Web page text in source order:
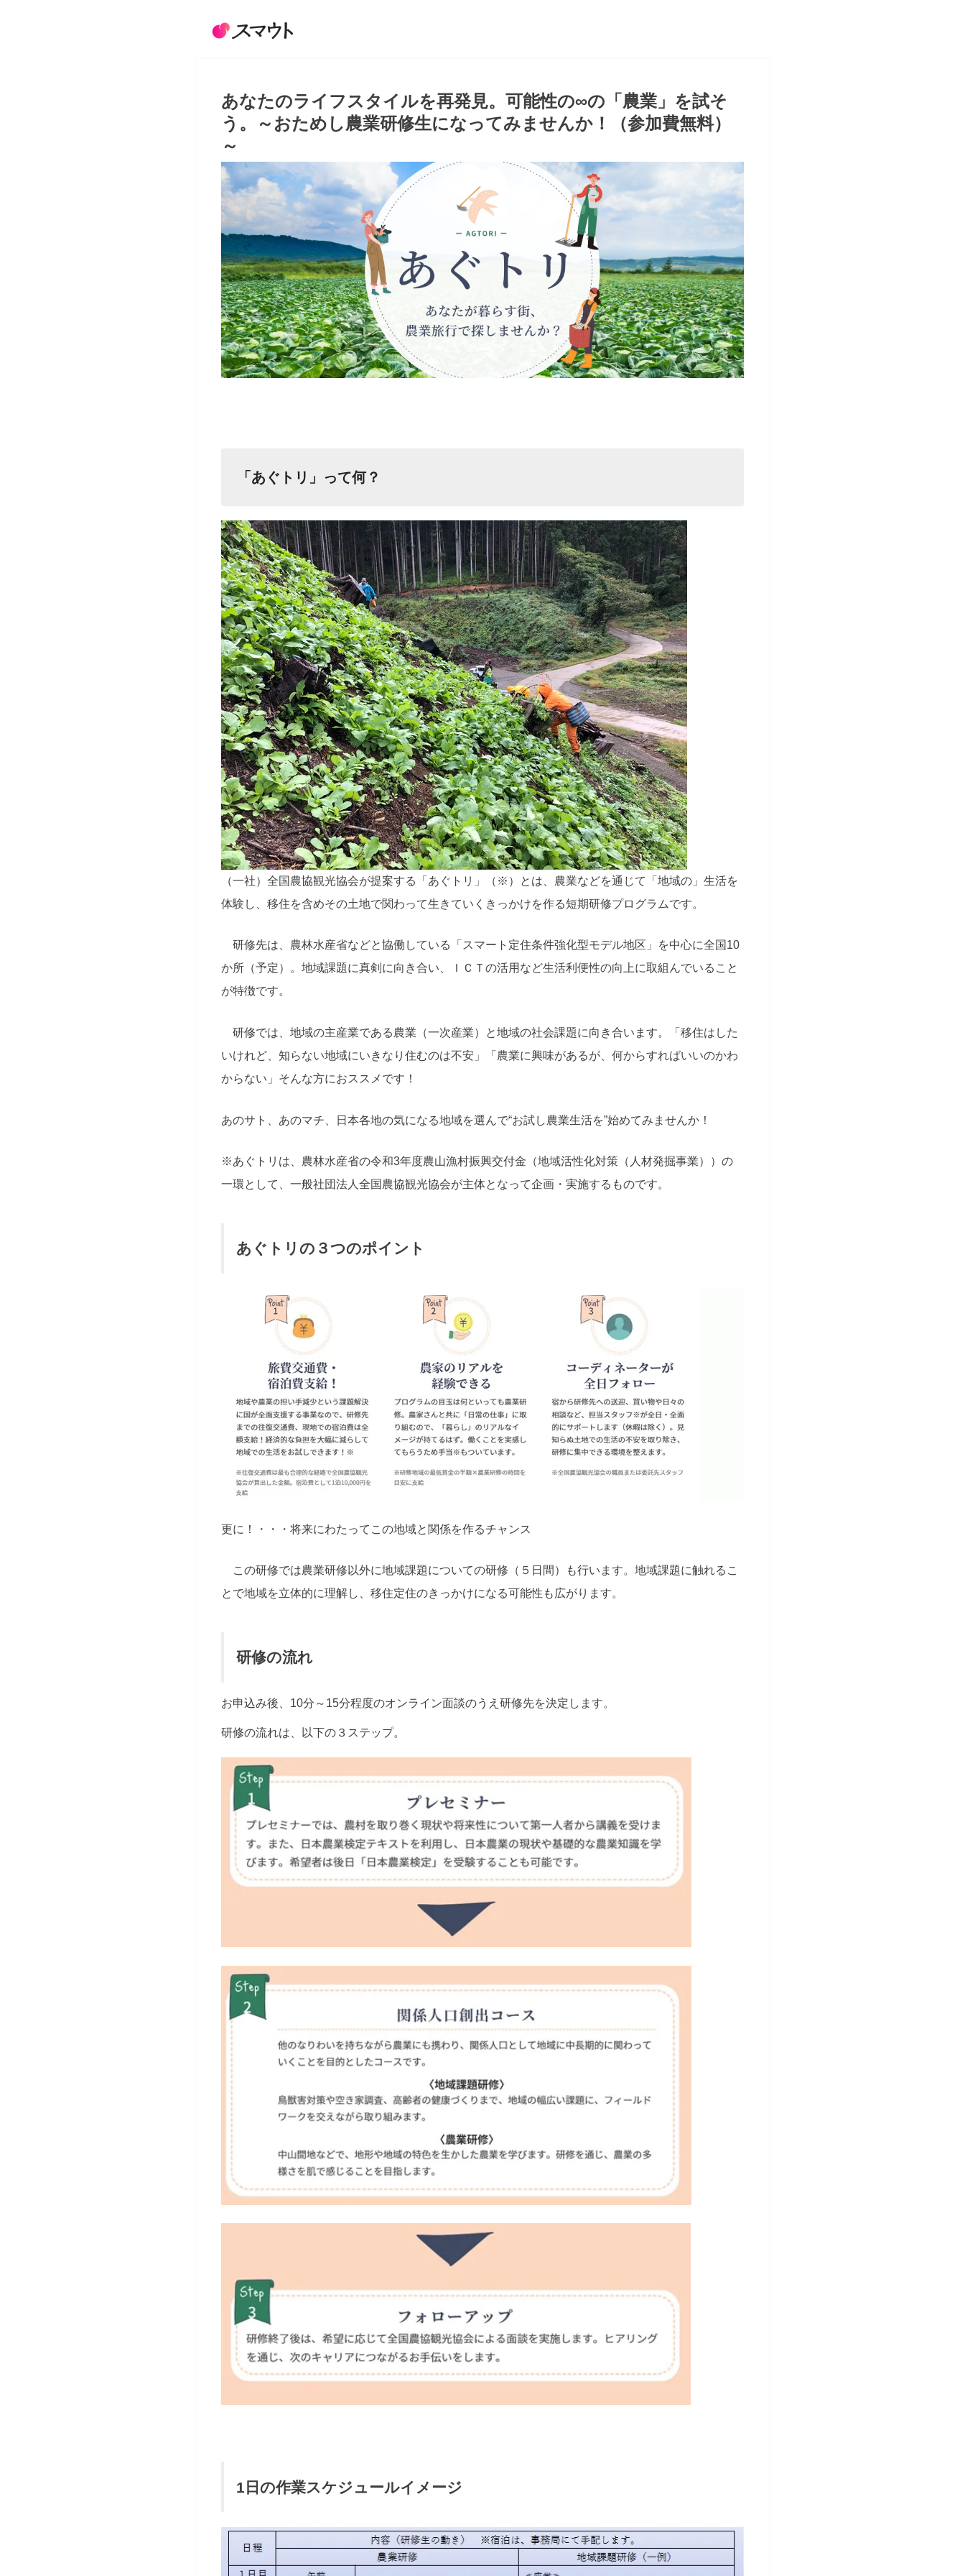
あなたのライフスタイルを再発見。可能性の∞の「農業」を試そ
う。～おためし農業研修生になってみませんか！（参加費無料）
～
「あぐトリ」って何？
（一社）全国農協観光協会が提案する「あぐトリ」（※）とは、農業などを通じて「地域の」生活を
体験し、移住を含めその土地で関わって生きていくきっかけを作る短期研修プログラムです。
研修先は、農林水産省などと協働している「スマート定住条件強化型モデル地区」を中心に全国 10
か所（予定）。地域課題に真剣に向き合い、ＩＣＴの活用など生活利便性の向上に取組んでいること
が特徴です。
研修では、地域の主産業である農業（一次産業）と地域の社会課題に向き合います。「移住はした
いけれど、知らない地域にいきなり住むのは不安」「農業に興味があるが、何からすればいいのかわ
からない」そんな方におススメです！
あのサト、あのマチ、日本各地の気になる地域を選んで“お試し農業生活を”始めてみませんか！
※あぐトリは、農林水産省の令和3年度農山漁村振興交付金（地域活性化対策（人材発掘事業））の
一環として、一般社団法人全国農協観光協会が主体となって企画・実施するものです。
あぐトリの３つのポイント
更に！・・・将来にわたってこの地域と関係を作るチャンス
この研修では農業研修以外に地域課題についての研修（５日間）も行います。地域課題に触れるこ
とで地域を立体的に理解し、移住定住のきっかけになる可能性も広がります。
研修の流れ
お申込み後、 10分～ 15分程度のオンライン面談のうえ研修先を決定します。
研修の流れは、以下の３ステップ。
1日の作業スケジュールイメージ